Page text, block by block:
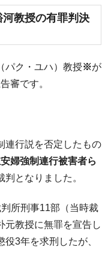
」⇒ 耐久性「なさす
員個人をターゲット
ックス』2026年2Qの
同期比13.4倍に。
く輩出している都道
とは？
河教授の有罪判決
パク・ユハ）教授※が
審です。
連行説を否定したもの
婦強制連行被害者ら
判となりました。
所刑事11部（当時裁
元教授に無罪を宣告し
3年を求刑したが、